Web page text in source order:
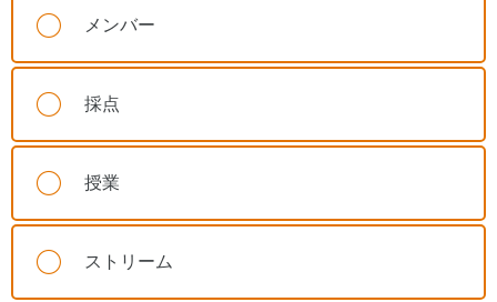
メンバー
採点
授業
ストリーム